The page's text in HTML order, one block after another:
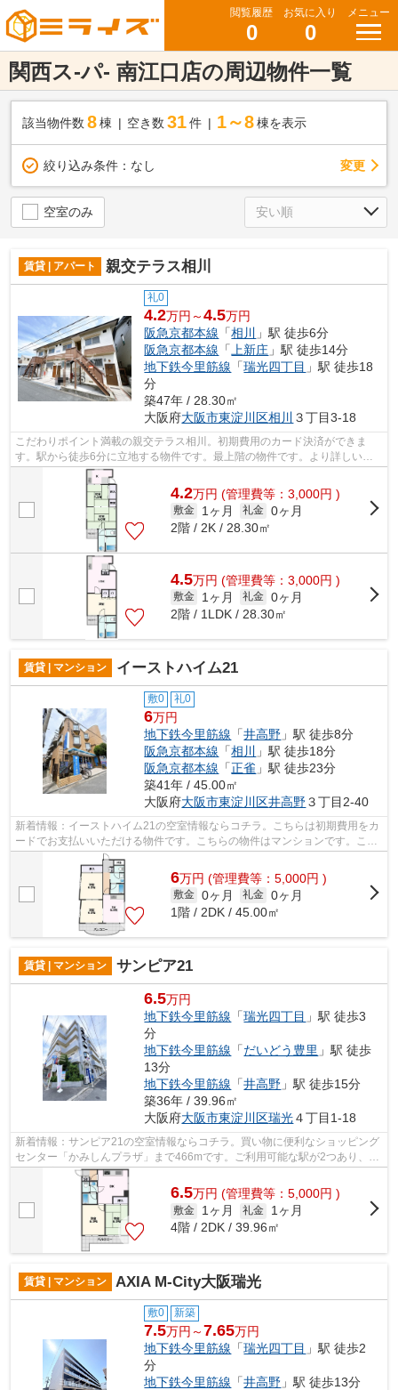
閲覧履歴
0
お気に入り
0
メニュー
関西ス-パ- 南江口店の周辺物件一覧
該当物件数 8棟 空き数 31 件 1～8 棟を表示
絞り込み条件： なし 変更
空室のみ
賃貸 | アパート 親交テラス相川
礼0
4.2万円～4.5万円
阪急京都本線 「相川
」駅 徒歩6分
阪急京都本線 「上新庄 」駅 徒歩14分
地下鉄今里筋線 「瑞光四丁目 」駅 徒歩18
分
築47年 / 28.30㎡
大阪府大阪市東淀川区相川 ３丁目3-18
こだわりポイント満載の親交テラス相川。初期費用のカード決済ができま
す。駅から徒歩6分に立地する物件です。最上階の物件です。より詳しい情
報や内見のご予約はミライズ吹田店までご...
4.2万円 (管理費等：3,000円 )
敷金 1ヶ月 礼金 0ヶ月
2階 / 2K / 28.30㎡
4.5万円 (管理費等：3,000円 )
敷金 1ヶ月 礼金 0ヶ月
2階 / 1LDK / 28.30㎡
賃貸 | マンション イーストハイム21
敷0 礼0
6万円
地下鉄今里筋線 「井高野 」駅 徒歩8分
阪急京都本線 「相川
」駅 徒歩18分
阪急京都本線 「正雀 」駅 徒歩23分
築41年 / 45.00㎡
大阪府大阪市東淀川区井高野３丁目2-40
新着情報：イーストハイム21の空室情報ならコチラ。こちらは初期費用をカ
ードでお支払いいただける物件です。こちらの物件はマンションです。こち
らは鉄骨造りで耐震性が強い物件です...
6万円 (管理費等：5,000円 )
敷金 0ヶ月 礼金 0ヶ月
1階 / 2DK / 45.00㎡
賃貸 | マンション サンピア21
6.5万円
地下鉄今里筋線 「瑞光四丁目 」駅 徒歩3
分
地下鉄今里筋線 「だいどう豊里 」駅 徒歩
13分
地下鉄今里筋線 「井高野 」駅 徒歩15分
築36年 / 39.96㎡
大阪府大阪市東淀川区瑞光４丁目1-18
新着情報：サンピア21の空室情報ならコチラ。買い物に便利なショッピング
センター「かみしんプラザ」まで466mです。ご利用可能な駅が2つあり、行
き先に応じて乗車駅の使い分けができま...
6.5万円 (管理費等：5,000円 )
敷金 1ヶ月 礼金
1ヶ月
4階 / 2DK / 39.96㎡
賃貸 | マンション AXIA M-City大阪瑞光
敷0 新築
7.5万円～7.65万円
地下鉄今里筋線 「瑞光四丁目 」駅 徒歩2
分
地下鉄今里筋線 「井高野 」駅 徒歩13分